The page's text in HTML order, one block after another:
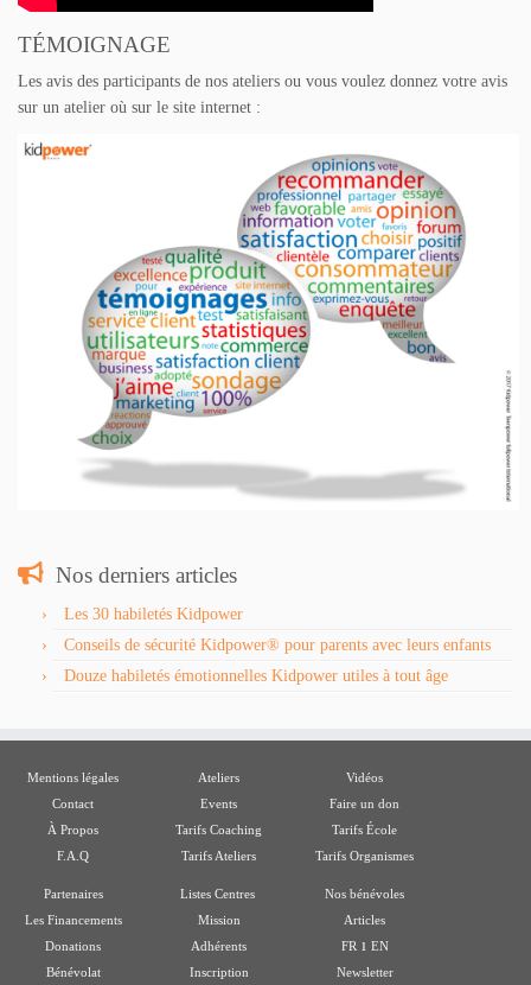
TÉMOIGNAGE
Les avis des participants de nos ateliers ou vous voulez donnez votre avis
sur un atelier où sur le site internet :
Nos derniers articles
Les 30 habiletés Kidpower
Conseils de sécurité Kidpower® pour parents avec leurs enfants
Douze habiletés émotionnelles Kidpower utiles à tout âge
Mentions légales
Contact
À Propos
F.A.Q
Ateliers
Events
Tarifs Coaching
Tarifs Ateliers
Vidéos
Faire un don
Tarifs École
Tarifs Organismes
Partenaires
Les Financements
Donations
Bénévolat
Listes Centres
Mission
Adhérents
Inscription
Nos bénévoles
Articles
FRı EN
Newsletter